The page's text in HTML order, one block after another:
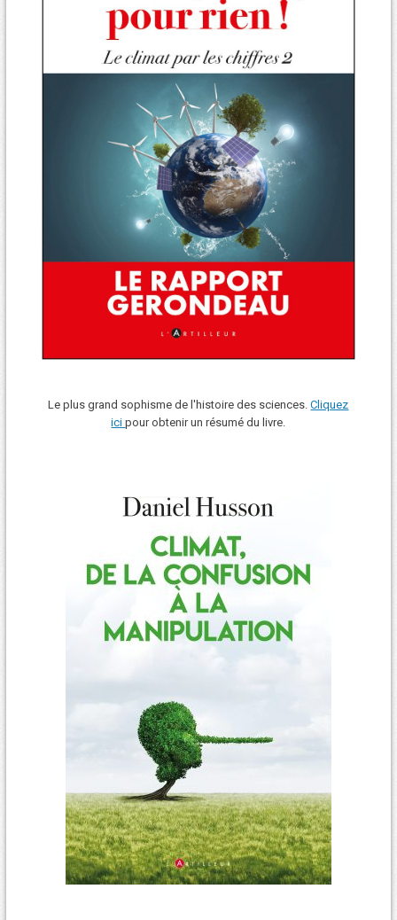
Le plus grand sophisme de l'histoire des sciences.Cliquez
icipour obtenir un résumé du livre.